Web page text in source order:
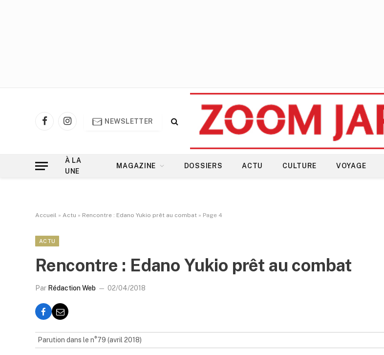
FacebookInstagram
NEWSLETTER
À LA
UNE
MAGAZINE DOSSIERS ACTU CULTURE VOYAGE
Accueil » Actu » Rencontre : Edano Yukio prêt au combat » Page 4
ACTU
Rencontre : Edano Yukio prêt au combat
Par Rédaction Web 02/04/2018
Parution dans le n°79 (avril 2018)